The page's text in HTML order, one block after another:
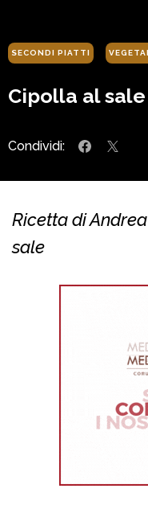
SECONDI PIATTI
Cipolla al
Condividi:
Ricetta di
sale